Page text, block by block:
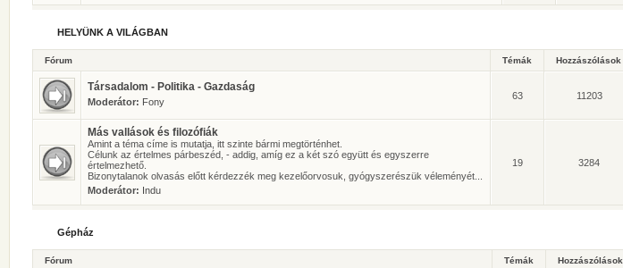
HELYÜNK A VILÁGBAN
Fórum Témák Hozzászólások
Társadalom - Politika - Gazdaság
Moderátor: Fony
63 11203
Más vallások és filozófiák
Amint a téma címe is mutatja, itt szinte bármi megtörténhet.
Célunk az értelmes párbeszéd, - addig, amíg ez a két szó együtt és egyszerre
értelmezhető.
Bizonytalanok olvasás előtt kérdezzék meg kezelőorvosuk, gyógyszerészük véleményét...
Moderátor: Indu
19 3284
Gépház
Fórum Témák Hozzászólások